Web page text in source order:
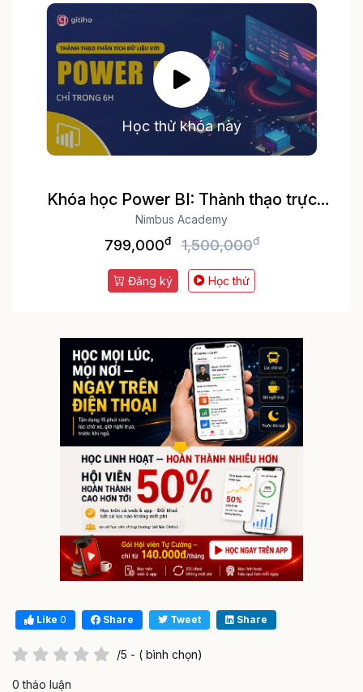
Học thử khóa này
Khóa học Power BI: Thành thạo trực
quan hóa và Phân tích dữ liệu
Nimbus Academy
799,000đ 1,500,000đ
Đăng ký Học thử
Like 0 Share Tweet Share
/5 - ( bình chọn)
0 thảo luận